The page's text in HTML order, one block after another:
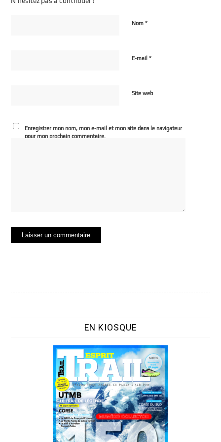
Nom*
E-mail*
Site web
Enregistrer mon nom, mon e-mail et mon site dans le navigateur
pour mon prochain commentaire.
EN KIOSQUE